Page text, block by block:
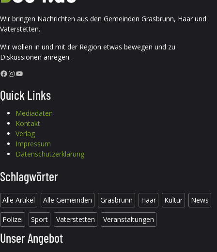
Wir bringen Nachrichten aus den Gemeinden Grasbrunn, Haar und
Vaterstetten.
Wir wollen in und mit der Region etwas bewegen und zu
Diskussionen anregen.
Facebook InstagramYouTube
Quick Links
Mediadaten
Kontakt
Verlag
Impressum
Datenschutzerklärung
Schlagwörter
Alle Artikel Alle Gemeinden Grasbrunn Haar Kultur News
Polizei Sport Vaterstetten Veranstaltungen
Unser Angebot